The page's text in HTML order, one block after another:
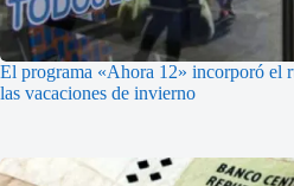
El programa «Ahora 12» incorporó el
las vacaciones de invierno